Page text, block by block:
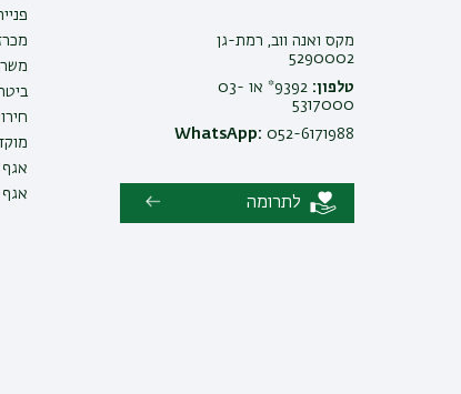
מקס ואנה ווב, רמת-גן
5290002
טלפון:
9392* או 03-
5317000
WhatsApp: 052-6171988
לתרומה